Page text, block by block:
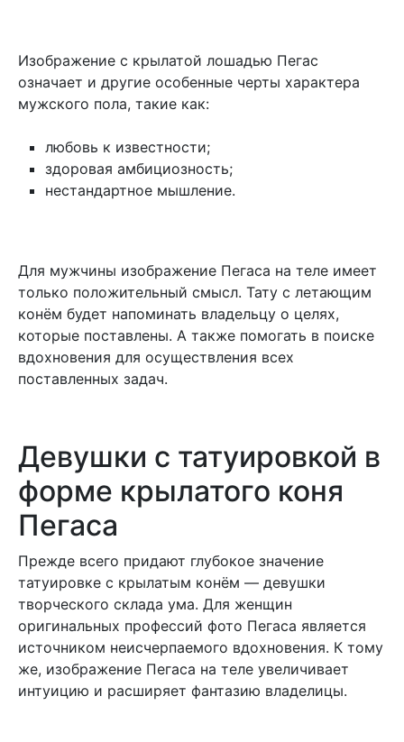
Изображение с крылатой лошадью Пегас
означает и другие особенные черты характера
мужского пола, такие как:
любовь к известности;
здоровая амбициозность;
нестандартное мышление.
Для мужчины изображение Пегаса на теле имеет
только положительный смысл. Тату с летающим
конём будет напоминать владельцу о целях,
которые поставлены. А также помогать в поиске
вдохновения для осуществления всех
поставленных задач.
Девушки с татуировкой в
форме крылатого коня
Пегаса
Прежде всего придают глубокое значение
татуировке с крылатым конём — девушки
творческого склада ума. Для женщин
оригинальных профессий фото Пегаса является
источником неисчерпаемого вдохновения. К тому
же, изображение Пегаса на теле увеличивает
интуицию и расширяет фантазию владелицы.